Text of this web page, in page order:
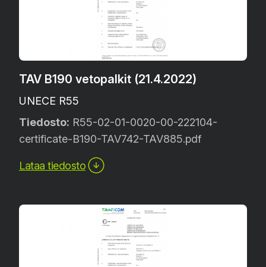
TAV B190 vetopalkit (21.4.2022)
UNECE R55
Tiedosto: R55-02-01-0020-00-222104-
certificate-B190-TAV742-TAV885.pdf
Lataa tiedosto